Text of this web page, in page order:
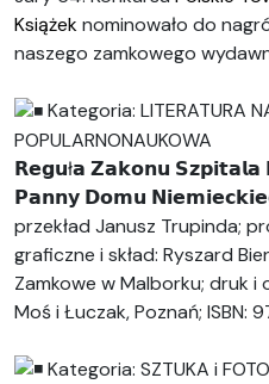
Książeknominowało do
naszego zamkowego
Kategoria: LITERATURA
POPULARNONAUKOWA
𝗥𝗲𝗴𝘂ł𝗮 𝗭𝗮𝗸𝗼𝗻𝘂 𝗦𝘇𝗽𝗶𝘁𝗮𝗹𝗮
𝗣𝗮𝗻𝗻𝘆 𝗗𝗼𝗺𝘂
przekład Janusz Trupinda;
graficzne i skład: Ryszard
Zamkowe w Malborku; druk i
Moś i Łuczak, Poznań;
Kategoria: SZTUKA i